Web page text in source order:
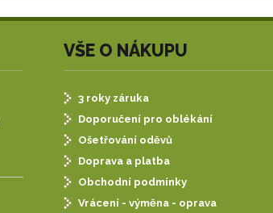
VŠE O NÁKUPU
3 roky záruka
Doporučení pro oblékání
Ošetřování oděvů
Doprava a platba
Obchodní podmínky
Vrácení - výměna - oprava